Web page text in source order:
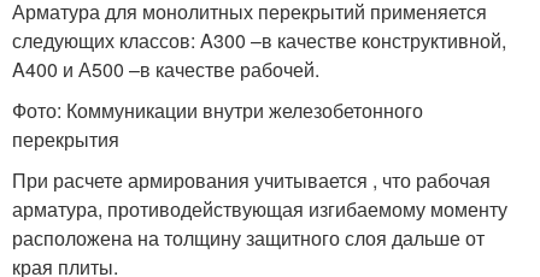
Арматура для монолитных перекрытий применяется
следующих классов: A300 –в качестве конструктивной,
A400 и А500 –в качестве рабочей.
Фото: Коммуникации внутри железобетонного
перекрытия
При расчете армирования учитывается , что рабочая
арматура, противодействующая изгибаемому моменту
расположена на толщину защитного слоя дальше от
края плиты.